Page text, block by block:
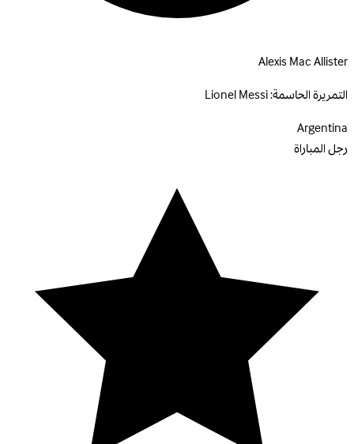
Alexis Mac Allister
التمريرة الحاسمة:Lionel Messi
Argentina
رجل المباراة